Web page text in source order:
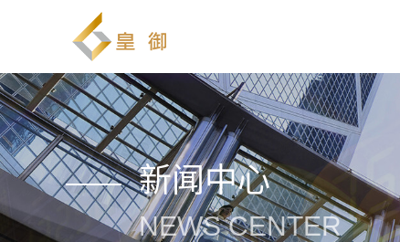
新闻中心
NEWS CENTER